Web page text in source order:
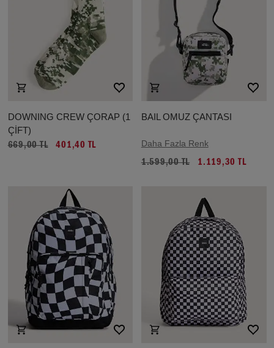
DOWNING CREW ÇORAP (1
ÇİFT)
669,00 TL 401,40 TL
BAIL OMUZ ÇANTASI
Daha Fazla Renk
1.599,00 TL 1.119,30 TL